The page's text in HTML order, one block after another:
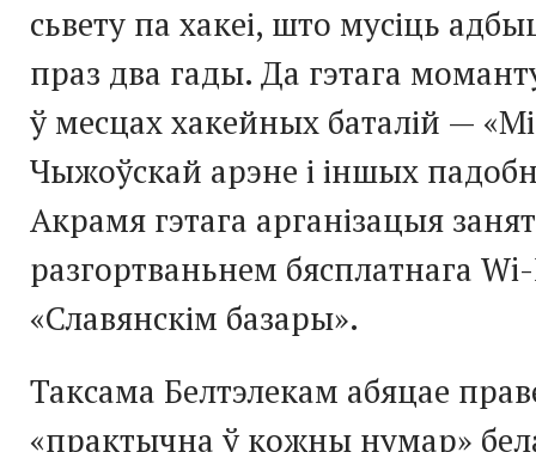
сьвету па хакеі, што мусіць
праз два гады. Да гэтага
ў месцах хакейных баталій —
Чыжоўскай арэне і іншых
Акрамя гэтага арганізацыя
разгортваньнем бясплатнага
«Славянскім базары».
Таксама Белтэлекам абяцае
«практычна ў кожны нумар»